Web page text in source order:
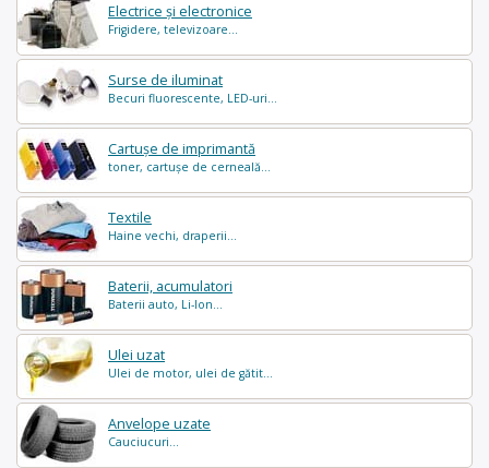
Electrice și electronice
Frigidere, televizoare...
Surse de iluminat
Becuri fluorescente, LED-uri...
Cartușe de imprimantă
toner, cartușe de cerneală...
Textile
Haine vechi, draperii...
Baterii, acumulatori
Baterii auto, Li-Ion...
Ulei uzat
Ulei de motor, ulei de gătit...
Anvelope uzate
Cauciucuri...